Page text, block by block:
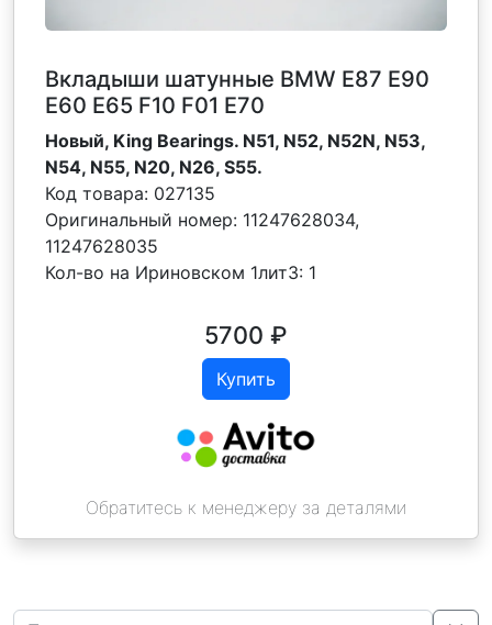
Вкладыши шатунные BMW Е87 Е90
Е60 Е65 F10 F01 Е70
Новый, King Bearings. N51, N52, N52N, N53,
N54, N55, N20, N26, S55.
Код товара: 027135
Оригинальный номер: 11247628034,
11247628035
Кол-во на Ириновском 1лит3: 1
5700 ₽
Купить
Обратитесь к менеджеру за деталями